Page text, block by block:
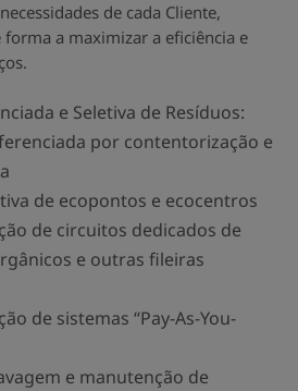
de cada Cliente,
a maximizar a eficiência e
e Seletiva de Resíduos:
por contentorização e
de ecopontos e ecocentros
de circuitos dedicados de
e outras fileiras
de sistemas “Pay-As-You-
e manutenção de